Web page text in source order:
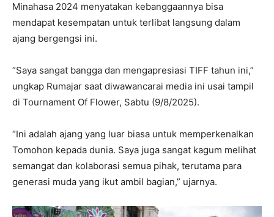
Minahasa 2024 menyatakan kebanggaannya bisa
mendapat kesempatan untuk terlibat langsung dalam
ajang bergengsi ini.
“Saya sangat bangga dan mengapresiasi TIFF tahun ini,”
ungkap Rumajar saat diwawancarai media ini usai tampil
di Tournament Of Flower, Sabtu (9/8/2025).
“Ini adalah ajang yang luar biasa untuk memperkenalkan
Tomohon kepada dunia. Saya juga sangat kagum melihat
semangat dan kolaborasi semua pihak, terutama para
generasi muda yang ikut ambil bagian,” ujarnya.